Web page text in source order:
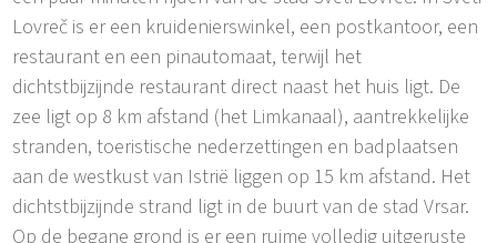
Lovreč is er een kruidenierswinkel, een postkantoor, een
restaurant en een pinautomaat, terwijl het
dichtstbijzijnde restaurant direct naast het huis ligt. De
zee ligt op 8 km afstand (het Limkanaal), aantrekkelijke
stranden, toeristische nederzettingen en badplaatsen
aan de westkust van Istrië liggen op 15 km afstand. Het
dichtstbijzijnde strand ligt in de buurt van de stad Vrsar.
Op de begane grond is er een ruime volledig uitgeruste